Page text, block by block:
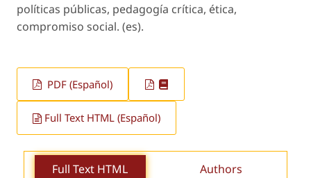
políticas públicas, pedagogía crítica, ética,
compromiso social. (es).
PDF (Español)
Full Text HTML (Español)
Full Text HTML Authors